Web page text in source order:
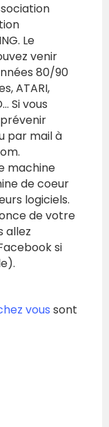
Le
venir
80/90
ATARI,
Si vous
par mail à
machine
de coeur
logiciels.
de votre
allez
si
vous sont